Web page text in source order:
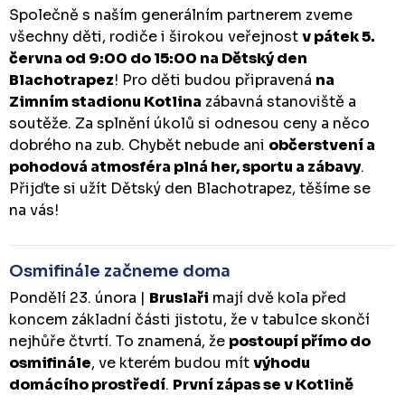
Společně s naším generálním partnerem zveme
všechny děti, rodiče i širokou veřejnostv pátek 5.
června od 9:00 do 15:00 na Dětský den
Blachotrapez! Pro děti budou připravená na
Zimním stadionu Kotlina zábavná stanoviště a
soutěže. Za splnění úkolů si odnesou ceny a něco
dobrého na zub. Chybět nebude ani občerstvení a
pohodová atmosféra plná her, sportu a zábavy.
Přijďte si užít Dětský den Blachotrapez, těšíme se
na vás!
Osmifinále začneme doma
Pondělí 23. února | Bruslaři mají dvě kola před
koncem základní části jistotu, že v tabulce skončí
nejhůře čtvrtí. To znamená, že postoupí přímo do
osmifinále, ve kterém budou mítvýhodu
domácího prostředí. První zápas se v Kotlině